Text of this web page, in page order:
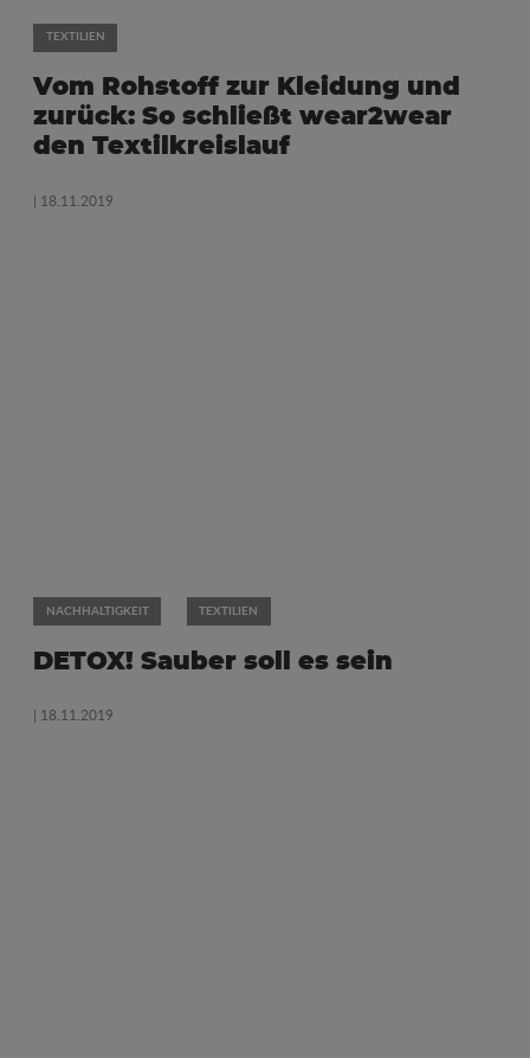
TEXTILIEN
Vom Rohstoff zur Kleidung und
zurück: So schließt wear2wear
den Textilkreislauf
| 18.11.2019
NACHHALTIGKEIT TEXTILIEN
DETOX! Sauber soll es sein
| 18.11.2019